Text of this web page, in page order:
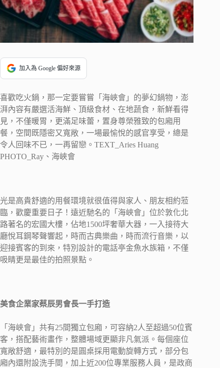
加入為 Google 偏好來源
喜歡吃火鍋，那一定要嘗嘗「海峽會」的夢幻鍋物，澎
湃內容有嚴選活海鮮、頂級食材、在地蔬食，新鮮看得
見，不僅暖胃，更滿足味蕾，置身尊榮雅致的包廂用
餐，空間既隱密又寬敞，一場最愉悅的感官享受，總是
令人回味不已，一再留戀。TEXT_Aries Huang
PHOTO_Ray、海峽會
光是高貴舒適的用餐環境就很值得與家人、朋友相約蒞
臨，歡慶重要日子！遠近馳名的「海峽會」位於敦化北
路著名的宏國大樓，佔地1500坪奢華大器，一入接待大
廳悅耳鋼琴聲響起，時而古典樂曲，時而流行音樂，以
迎接賓客的到來，特別設計的電話亭金魚水族箱，不僅
吸睛更是最佳的拍照景點。
美食企業家蔡辰男會長一手打造
「海峽會」共有25間獨立包廂，可容納2人至超過50位賓
客，搭配藝術畫作，整體場域更顯非凡氣派。每個座位
寬敞舒適，最特別的是圓桌採用電動旋轉方式，部分包
廂內還附設洗手間，加上近200位專業服務人員，是政商